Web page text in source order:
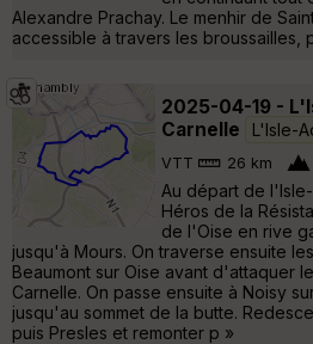
Alexandre Prachay. Le menhir de
accessible à travers les broussailles,
2025-04-19 -
Carnelle
L'Isle-
VTT 26 km
Au départ de
Héros de la
de l'Oise en rive
jusqu'à Mours. On traverse ensuite
Beaumont sur Oise avant d'attaquer
Carnelle. On passe ensuite à Noisy
jusqu'au sommet de la butte.
puis Presles et remonter p »